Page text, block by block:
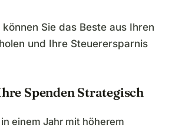
Sie das Beste aus Ihren
und Ihre Steuerersparnis
Spenden Strategisch
einem Jahr mit höherem